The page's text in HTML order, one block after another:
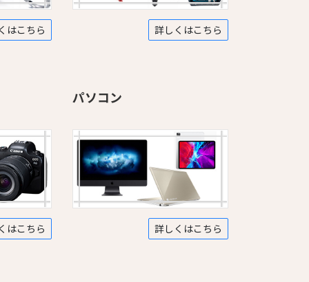
はこちら 詳しくはこちら
はこちら
パソコン
詳しくはこちら